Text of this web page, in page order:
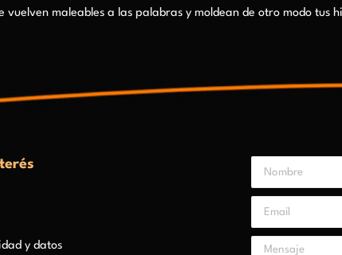
maleables a las palabras y moldean de otro modo tus
y datos